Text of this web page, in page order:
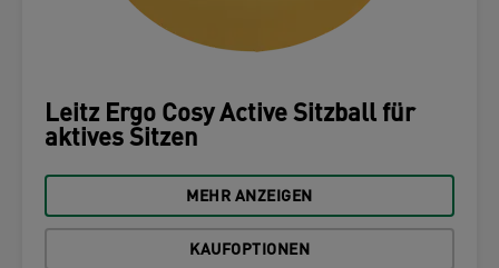
Leitz Ergo Cosy Active Sitzball für
aktives Sitzen
MEHR ANZEIGEN
KAUFOPTIONEN